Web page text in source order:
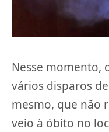
Nesse momento,
vários disparos
mesmo, que não
veio à óbito no